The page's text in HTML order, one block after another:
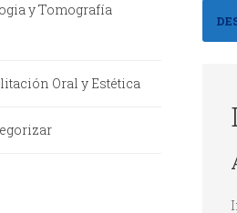
y Tomografía
Oral y Estética